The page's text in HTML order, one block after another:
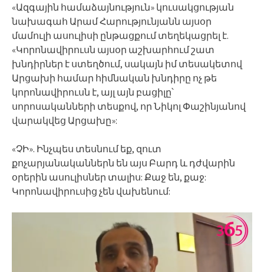
«Ազգային համաձայնություն» կուսակցության
նախագահ Արամ Հարությունյանն այսօր
մամուլի ասուլիսի ընթացքում տեղեկացրել է.
«Կորոնավիրուսն այսօր աշխարհում շատ
խնդիրներ է ստեղծում, սակայն իմ տեսակետով
Արցախի համար հիմնական խնդիրը ոչ թե
կորոնավիրուսն է, այլ այն բացիլը՝
սորոսականների տեսքով, որ Նիկոլ Փաշինյանով
վարակվեց Արցախը»:
«ՉԻ». Ինչպես տեսնում եք, զուտ
քոչարյանականներն են այս Բարդ և դժվարին
օրերին ասուլիսներ տալիս: Քաջ են, քաջ:
Կորոնավիրուսից չեն վախենում: